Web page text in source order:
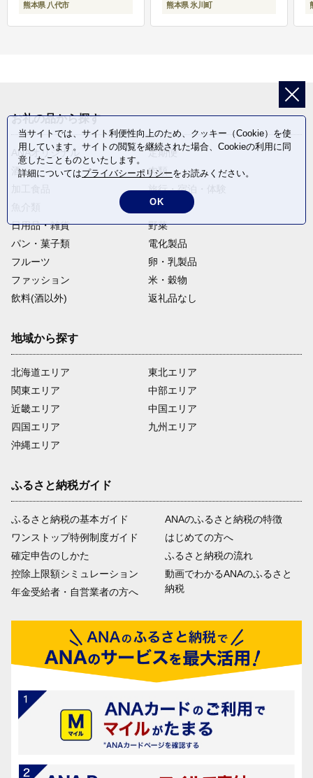
熊本県 八代市 熊本県 氷川町
お礼の品から探す
ANAオリジナル
定期便
酒
肉類
旅行・宿泊・体験
麺類
日用品・雑貨
野菜
パン・菓子類
電化製品
フルーツ
卵・乳製品
ファッション
米・穀物
飲料(酒以外)
返礼品なし
地域から探す
北海道エリア
関東エリア
近畿エリア
四国エリア
沖縄エリア
東北エリア
中部エリア
中国エリア
九州エリア
ふるさと納税ガイド
ふるさと納税の基本ガイド
ワンストップ特例制度ガイド
確定申告のしかた
控除上限額シミュレーション
年金受給者・自営業者の方へ
ANAのふるさと納税の特徴
はじめての方へ
ふるさと納税の流れ
動画でわかるANAのふるさと
納税
当サイトでは、サイト利便性向上のため、クッキー（Cookie）を使
用しています。サイトの閲覧を継続された場合、Cookieの利用に同
意したことものといたします。
詳細についてはプライバシーポリシーをお読みください。
OK